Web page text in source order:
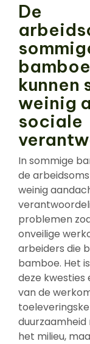
De
kunnen
weinig
sociale
In sommige
de
weinig
problemen
onveilige
arbeiders die
bamboe. Het
deze
van de
het milieu,